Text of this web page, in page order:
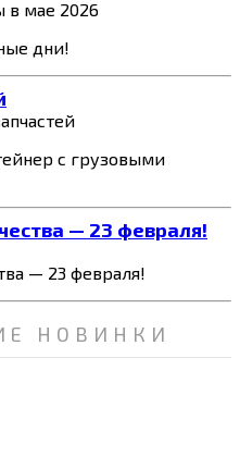
дни!
с грузовыми
— 23 февраля!
НОВИНКИ